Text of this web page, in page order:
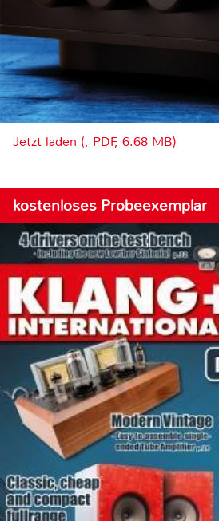
Jetzt laden (, PDF, 6.68 MB)
kostenloses Probeexemplar